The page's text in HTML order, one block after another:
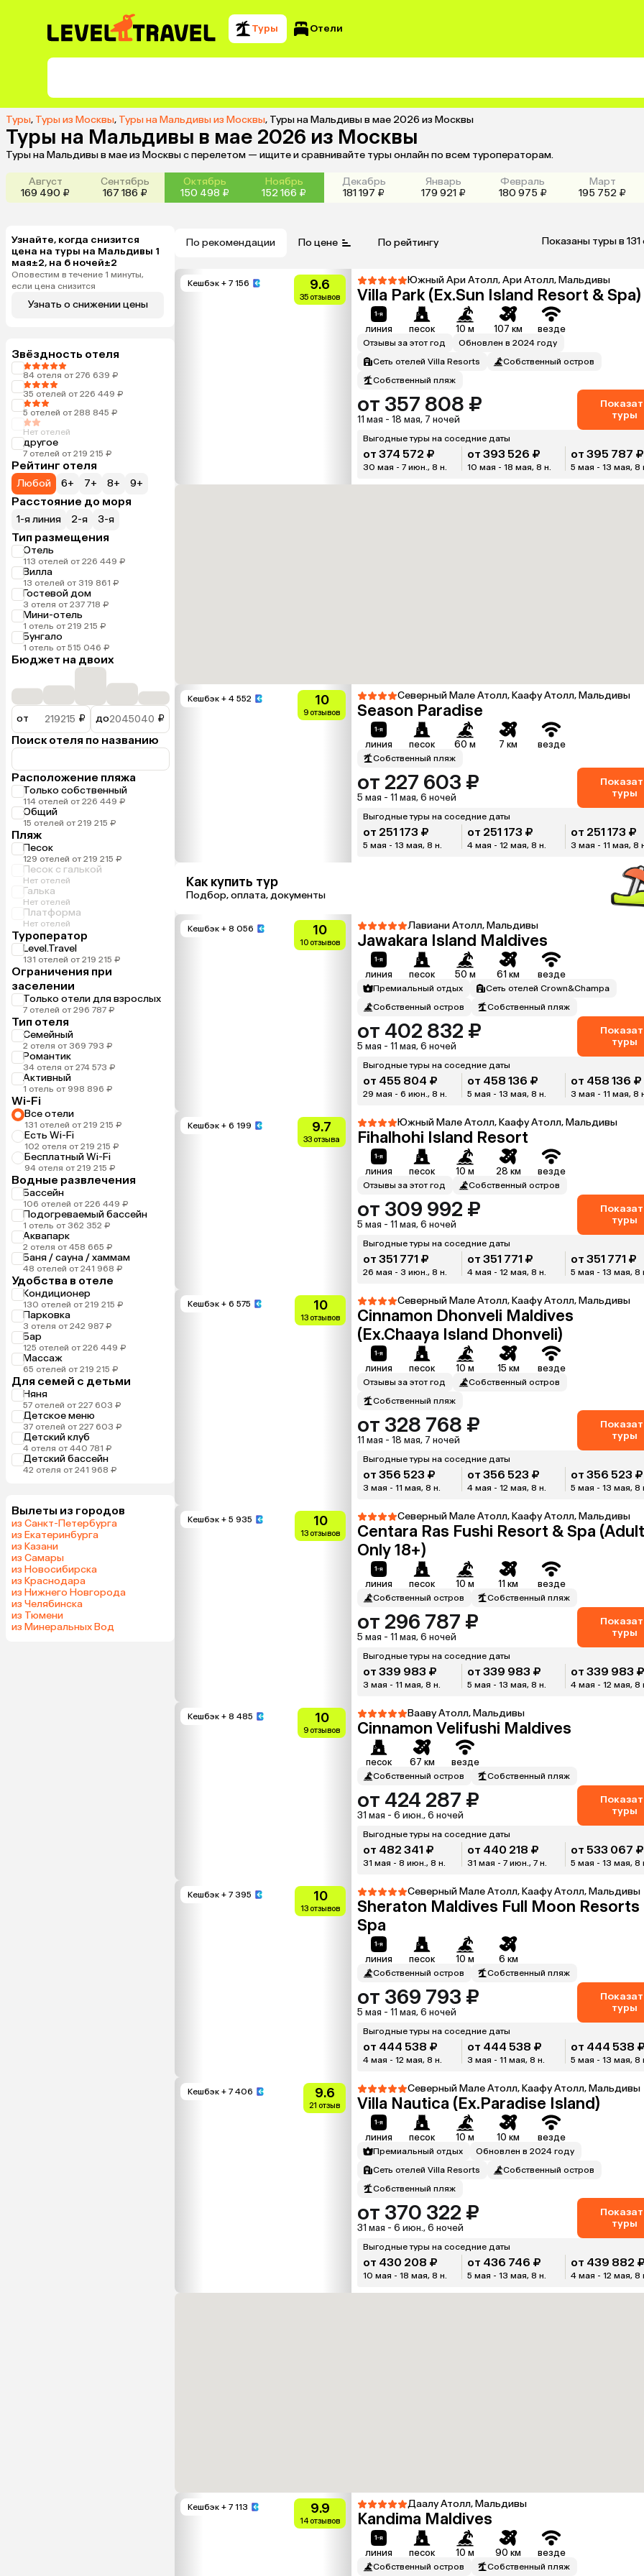
Туры Отели
Туры, Туры из Москвы, Туры на Мальдивы из Москвы, Туры на Мальдивы в мае 2026 из Москвы
Туры на Мальдивы в мае 2026 из Москвы
Туры на Мальдивы в мае из Москвы с перелетом — ищите и сравнивайте туры онлайн по всем туроператорам.
Август
169 490 ₽
Сентябрь
167 186 ₽
Октябрь
150 498 ₽
Ноябрь
152 166 ₽
Декабрь
181 197 ₽
Январь
179 921 ₽
Февраль
180 975 ₽
Март
195 752 ₽
Узнайте, когда снизится
цена на туры на Мальдивы 1
мая±2, на 6 ночей±2
Оповестим в течение 1 минуты,
если цена снизится
Узнать о снижении цены
Звёздность отеля
84 отеля от 276 639 ₽
35 отелей от 226 449 ₽
5 отелей от 288 845 ₽
Нет отелей
другое
7 отелей от 219 215 ₽
Рейтинг отеля
Любой 6+ 7+ 8+ 9+
Расстояние до моря
1-я линия 2-я 3-я
Тип размещения
Отель
113 отелей от 226 449 ₽
Вилла
13 отелей от 319 861 ₽
Гостевой дом
3 отеля от 237 718 ₽
Мини-отель
1 отель от 219 215 ₽
Бунгало
1 отель от 515 046 ₽
Бюджет на двоих
от ₽ до ₽
Поиск отеля по названию
Расположение пляжа
Только собственный
114 отелей от 226 449 ₽
Общий
15 отелей от 219 215 ₽
Пляж
Песок
129 отелей от 219 215 ₽
Песок с галькой
Нет отелей
Галька
Нет отелей
Платформа
Нет отелей
Туроператор
Level.Travel
131 отелей от 219 215 ₽
Ограничения при
заселении
Только отели для взрослых
7 отелей от 296 787 ₽
Тип отеля
Семейный
2 отеля от 369 793 ₽
Романтик
34 отеля от 274 573 ₽
Активный
1 отель от 998 896 ₽
Wi-Fi
Все отели
131 отелей от 219 215 ₽
Есть Wi-Fi
102 отеля от 219 215 ₽
Бесплатный Wi-Fi
94 отеля от 219 215 ₽
Водные развлечения
Бассейн
106 отелей от 226 449 ₽
Подогреваемый бассейн
1 отель от 362 352 ₽
Аквапарк
2 отеля от 458 665 ₽
Баня / сауна / хаммам
48 отелей от 241 968 ₽
Удобства в отеле
Кондиционер
130 отелей от 219 215 ₽
Парковка
3 отеля от 242 987 ₽
Бар
125 отелей от 226 449 ₽
Массаж
65 отелей от 219 215 ₽
Для семей с детьми
Няня
57 отелей от 227 603 ₽
Детское меню
37 отелей от 227 603 ₽
Детский клуб
4 отеля от 440 781 ₽
Детский бассейн
42 отеля от 241 968 ₽
Вылеты из городов
из Санкт-Петербурга
из Екатеринбурга
из Казани
из Самары
из Новосибирска
из Краснодара
из Нижнего Новгорода
из Челябинска
из Тюмени
из Минеральных Вод
По рекомендации По цене По рейтингу Показаны туры в 131
Кешбэк + 7 156 9.6
35 отзывов
Южный Ари Атолл, Ари Атолл, Мальдивы
Villa Park (Ex.Sun Island Resort & Spa)
линия песок 10 м 107 км везде
Отзывы за этот год
Обновлен в 2024 году
Сеть отелей Villa Resorts
Собственный остров
Собственный пляж
от 357 808 ₽
11 мая - 18 мая, 7 ночей
туры
Выгодные туры на соседние даты
от 374 572 ₽
30 мая - 7 июн., 8 н.
от 393 526 ₽
10 мая - 18 мая, 8 н.
от 395 787 ₽
5 мая - 13 мая, 8
Кешбэк + 4 552 10
9 отзывов
Северный Мале Атолл, Каафу Атолл, Мальдивы
Season Paradise
линия песок 60 м 7 км везде
Собственный пляж
от 227 603 ₽
5 мая - 11 мая, 6 ночей
туры
Выгодные туры на соседние даты
от 251 173 ₽
5 мая - 13 мая, 8 н.
от 251 173 ₽
4 мая - 12 мая, 8 н.
от 251 173 ₽
3 мая - 11 мая, 8
Как купить тур
Подбор, оплата, документы
Кешбэк + 8 056 10
10 отзывов
Лавиани Атолл, Мальдивы
Jawakara Island Maldives
линия песок 50 м 61 км везде
Премиальный отдых
Сеть отелей Crown&Champa
Собственный остров
Собственный пляж
от 402 832 ₽
5 мая - 11 мая, 6 ночей
туры
Выгодные туры на соседние даты
от 455 804 ₽
29 мая - 6 июн., 8 н.
от 458 136 ₽
5 мая - 13 мая, 8 н.
от 458 136 ₽
3 мая - 11 мая, 8
Кешбэк + 6 199 9.7
33 отзыва
Южный Мале Атолл, Каафу Атолл, Мальдивы
Fihalhohi Island Resort
линия песок 10 м 28 км везде
Отзывы за этот год Собственный остров
от 309 992 ₽
5 мая - 11 мая, 6 ночей
туры
Выгодные туры на соседние даты
от 351 771 ₽
26 мая - 3 июн., 8 н.
от 351 771 ₽
4 мая - 12 мая, 8 н.
от 351 771 ₽
5 мая - 13 мая, 8
Кешбэк + 6 575 10
13 отзывов
Северный Мале Атолл, Каафу Атолл, Мальдивы
Cinnamon Dhonveli Maldives
(Ex.Chaaya Island Dhonveli)
линия песок 10 м 15 км везде
Отзывы за этот год
Собственный остров
Собственный пляж
от 328 768 ₽
11 мая - 18 мая, 7 ночей
туры
Выгодные туры на соседние даты
от 356 523 ₽
3 мая - 11 мая, 8 н.
от 356 523 ₽
4 мая - 12 мая, 8 н.
от 356 523 ₽
5 мая - 13 мая, 8
Кешбэк + 5 935 10
13 отзывов
Северный Мале Атолл, Каафу Атолл, Мальдивы
Centara Ras Fushi Resort & Spa
Only 18+)
линия песок 10 м 11 км везде
Собственный остров Собственный пляж
от 296 787 ₽
5 мая - 11 мая, 6 ночей
туры
Выгодные туры на соседние даты
от 339 983 ₽
3 мая - 11 мая, 8 н.
от 339 983 ₽
5 мая - 13 мая, 8 н.
от 339 983
4 мая - 12 мая, 8
Кешбэк + 8 485 10
9 отзывов
Вааву Атолл, Мальдивы
Cinnamon Velifushi Maldives
песок 67 км везде
Собственный остров Собственный пляж
от 424 287 ₽
31 мая - 6 июн., 6 ночей
туры
Выгодные туры на соседние даты
от 482 341 ₽
31 мая - 8 июн., 8 н.
от 440 218 ₽
31 мая - 7 июн., 7 н.
от 533 067 ₽
5 мая - 13 мая, 8
Кешбэк + 7 395 10
13 отзывов
Северный Мале Атолл, Каафу Атолл, Мальдивы
Sheraton Maldives Full Moon Resorts
Spa
линия песок 10 м 6 км
Собственный остров Собственный пляж
от 369 793 ₽
5 мая - 11 мая, 6 ночей
туры
Выгодные туры на соседние даты
от 444 538 ₽
4 мая - 12 мая, 8 н.
от 444 538 ₽
3 мая - 11 мая, 8 н.
от 444 538
5 мая - 13 мая, 8
Кешбэк + 7 406 9.6
21 отзыв
Северный Мале Атолл, Каафу Атолл, Мальдивы
Villa Nautica (Ex.Paradise Island)
линия песок 10 м 10 км везде
Премиальный отдых
Обновлен в 2024 году
Сеть отелей Villa Resorts
Собственный остров
Собственный пляж
от 370 322 ₽
31 мая - 6 июн., 6 ночей
туры
Выгодные туры на соседние даты
от 430 208 ₽
10 мая - 18 мая, 8 н.
от 436 746 ₽
5 мая - 13 мая, 8 н.
от 439 882
4 мая - 12 мая, 8
Кешбэк + 7 113 9.9
14 отзывов
Даалу Атолл, Мальдивы
Kandima Maldives
линия песок 10 м 90 км везде
Собственный остров Собственный пляж